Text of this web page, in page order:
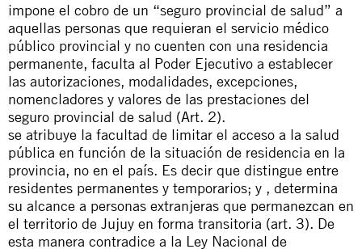
impone el cobro de un “seguro provincial de salud” a
aquellas personas que requieran el servicio médico
público provincial y no cuenten con una residencia
permanente, faculta al Poder Ejecutivo a establecer
las autorizaciones, modalidades, excepciones,
nomencladores y valores de las prestaciones del
seguro provincial de salud (Art. 2).
se atribuye la facultad de limitar el acceso a la salud
pública en función de la situación de residencia en la
provincia, no en el país. Es decir que distingue entre
residentes permanentes y temporarios; y , determina
su alcance a personas extranjeras que permanezcan en
el territorio de Jujuy en forma transitoria (art. 3). De
esta manera contradice a la Ley Nacional de